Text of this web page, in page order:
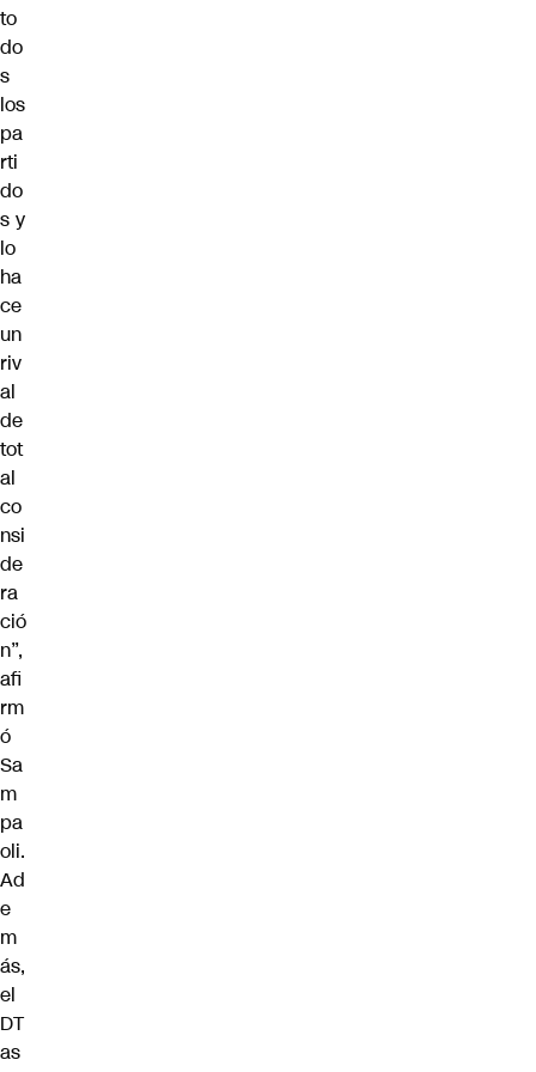
to
do
s
los
pa
rti
do
s y
lo
ha
ce
un
riv
al
de
tot
al
co
nsi
de
ra
ció
n”,
afi
rm
ó
Sa
m
pa
oli.
Ad
e
m
ás,
el
DT
as